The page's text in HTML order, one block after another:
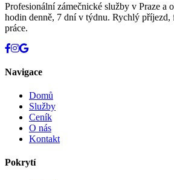
Profesionální zámečnické služby v Praze a
hodin denně, 7 dní v týdnu. Rychlý příjezd,
práce.
Navigace
Domů
Služby
Ceník
O nás
Kontakt
Pokrytí